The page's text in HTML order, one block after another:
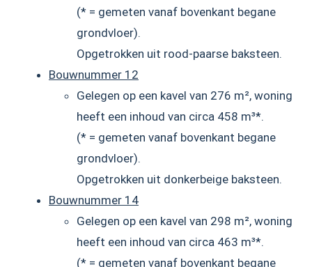
(* = gemeten vanaf bovenkant begane
grondvloer).
Opgetrokken uit rood-paarse baksteen.
Bouwnummer 12
Gelegen op een kavel van 276 m², woning
heeft een inhoud van circa 458 m³*.
(* = gemeten vanaf bovenkant begane
grondvloer).
Opgetrokken uit donkerbeige baksteen.
Bouwnummer 14
Gelegen op een kavel van 298 m², woning
heeft een inhoud van circa 463 m³*.
(* = gemeten vanaf bovenkant begane